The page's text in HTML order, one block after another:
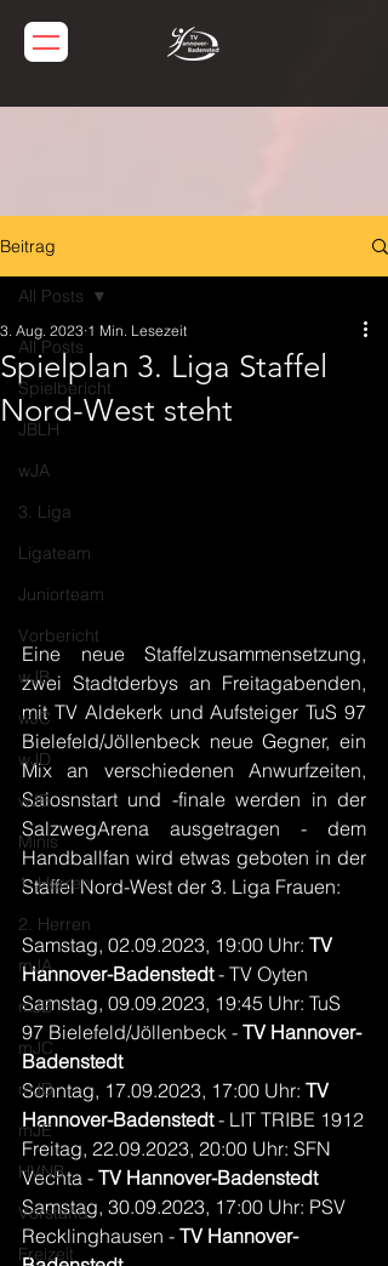
Beitrag
All Posts
Spielbericht
JBLH
wJA
3. Liga
Ligateam
Juniorteam
Vorbericht
wJB
wJC
wJD
wJE
Minis
1. Herren
2. Herren
mJA
mJB
mJC
mJD
mJE
HVNB
Vorstand
Freizeit
All Posts
Spielplan 3. Liga Staffel
Nord-West steht
3. Aug. 2023 1 Min. Lesezeit
Eine neue Staffelzusammensetzung,
zwei Stadtderbys an Freitagabenden,
mit TV Aldekerk und Aufsteiger TuS 97
Bielefeld/Jöllenbeck neue Gegner, ein
Mix an verschiedenen Anwurfzeiten,
Saiosnstart und -finale werden in der
SalzwegArena ausgetragen - dem
Handballfan wird etwas geboten in der
Staffel Nord-West der 3. Liga Frauen:
Samstag, 02.09.2023, 19:00 Uhr: TV
Hannover-Badenstedt - TV Oyten
Samstag, 09.09.2023, 19:45 Uhr: TuS
97 Bielefeld/Jöllenbeck - TV Hannover-
Badenstedt
Sonntag, 17.09.2023, 17:00 Uhr: TV
Hannover-Badenstedt - LIT TRIBE 1912
Freitag, 22.09.2023, 20:00 Uhr: SFN
Vechta - TV Hannover-Badenstedt
Samstag, 30.09.2023, 17:00 Uhr: PSV
Recklinghausen - TV Hannover-